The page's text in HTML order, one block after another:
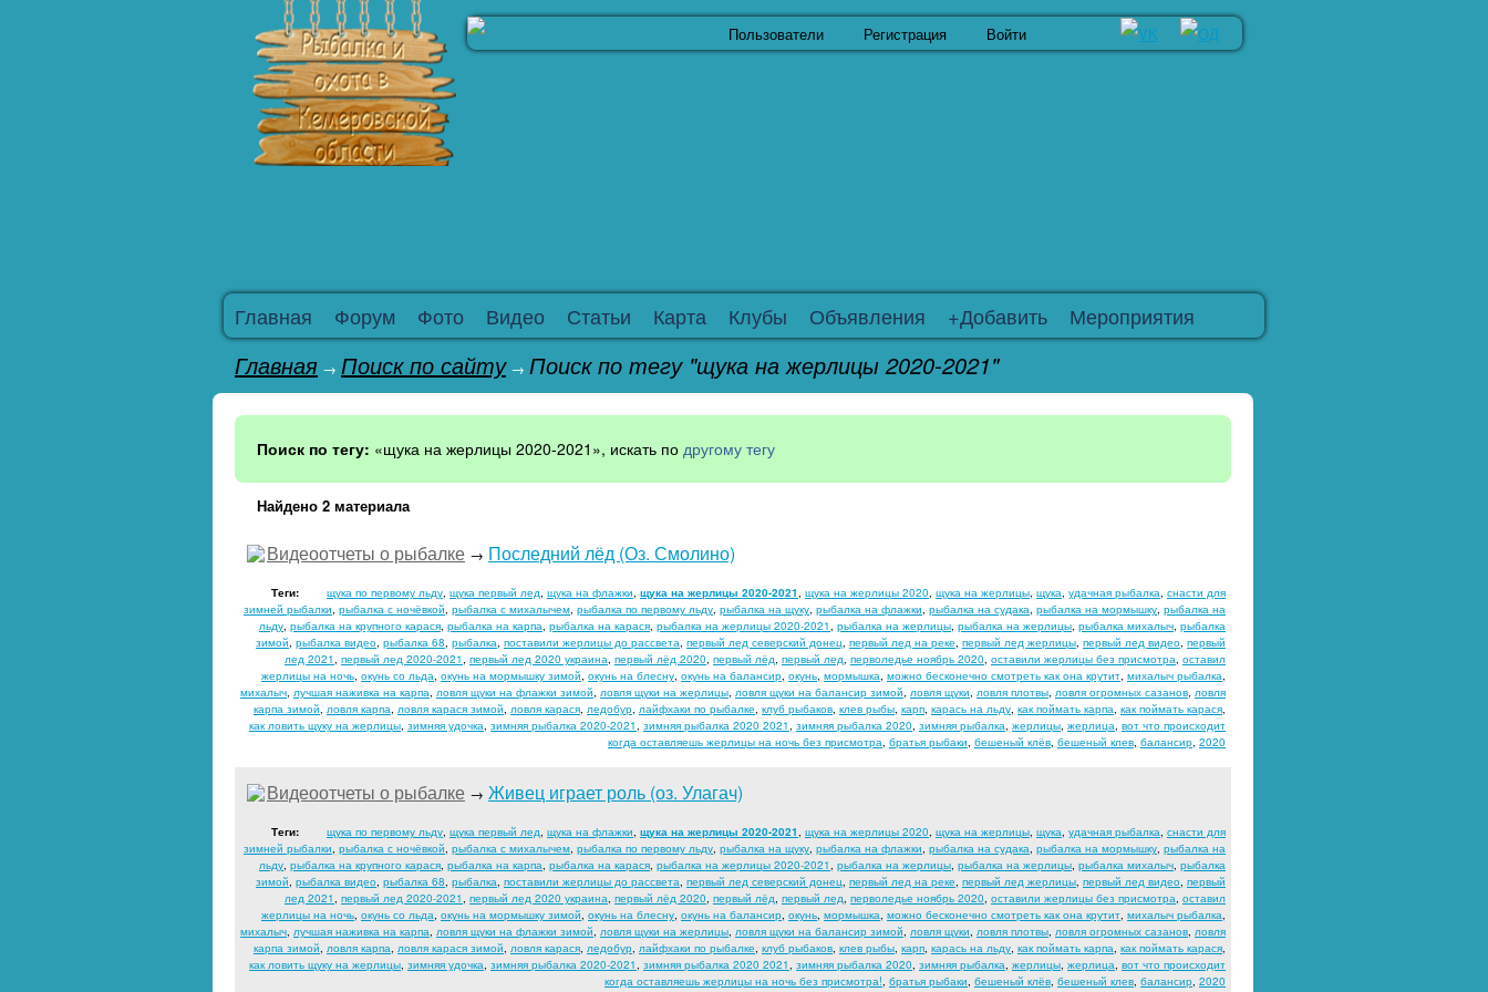
Пользователи Регистрация Войти
Главная Форум Фото Видео Статьи Карта Клубы Объявления +Добавить Мероприятия
Главная → Поиск по сайту→ Поиск по тегу "щука на жерлицы 2020-2021"
Поиск по тегу: «щука на жерлицы 2020-2021», искать по другому тегу
Найдено 2 материала
Видеоотчеты о рыбалке → Последний лёд (Оз. Смолино)
Теги: щука по первому льду, щука первый лед, щука на флажки, щука на жерлицы 2020-2021, щука на жерлицы 2020, щука на жерлицы, щука, удачная рыбалка, снасти для
зимней рыбалки, рыбалка с ночёвкой, рыбалка с михалычем, рыбалка по первому льду, рыбалка на щуку, рыбалка на флажки, рыбалка на судака, рыбалка на мормышку, рыбалка на
льду, рыбалка на крупного карася, рыбалка на карпа, рыбалка на карася, рыбалка на жерлицы 2020-2021, рыбалка на жерлицы, рыбалка на жерлицы, рыбалка михалыч, рыбалка
зимой, рыбалка видео, рыбалка 68, рыбалка, поставили жерлицы до рассвета, первый лед северский донец, первый лед на реке, первый лед жерлицы, первый лед видео, первый
лед 2021, первый лед 2020-2021, первый лед 2020 украина, первый лёд 2020, первый лёд, первый лед, перволедье ноябрь 2020, оставили жерлицы без присмотра, оставил
жерлицы на ночь, окунь со льда, окунь на мормышку зимой, окунь на блесну, окунь на балансир, окунь, мормышка, можно бесконечно смотреть как она крутит, михалыч рыбалка,
михалыч, лучшая наживка на карпа, ловля щуки на флажки зимой, ловля щуки на жерлицы, ловля щуки на балансир зимой, ловля щуки, ловля плотвы, ловля огромных сазанов, ловля
карпа зимой, ловля карпа, ловля карася зимой, ловля карася, ледобур, лайфхаки по рыбалке, клуб рыбаков, клев рыбы, карп, карась на льду, как поймать карпа, как поймать карася,
как ловить щуку на жерлицы, зимняя удочка, зимняя рыбалка 2020-2021, зимняя рыбалка 2020 2021, зимняя рыбалка 2020, зимняя рыбалка, жерлицы, жерлица, вот что происходит
когда оставляешь жерлицы на ночь без присмотра, братья рыбаки, бешеный клёв, бешеный клев, балансир, 2020
Видеоотчеты о рыбалке → Живец играет роль (оз. Улагач)
Теги: щука по первому льду, щука первый лед, щука на флажки, щука на жерлицы 2020-2021, щука на жерлицы 2020, щука на жерлицы, щука, удачная рыбалка, снасти для
зимней рыбалки, рыбалка с ночёвкой, рыбалка с михалычем, рыбалка по первому льду, рыбалка на щуку, рыбалка на флажки, рыбалка на судака, рыбалка на мормышку, рыбалка на
льду, рыбалка на крупного карася, рыбалка на карпа, рыбалка на карася, рыбалка на жерлицы 2020-2021, рыбалка на жерлицы, рыбалка на жерлицы, рыбалка михалыч, рыбалка
зимой, рыбалка видео, рыбалка 68, рыбалка, поставили жерлицы до рассвета, первый лед северский донец, первый лед на реке, первый лед жерлицы, первый лед видео, первый
лед 2021, первый лед 2020-2021, первый лед 2020 украина, первый лёд 2020, первый лёд, первый лед, перволедье ноябрь 2020, оставили жерлицы без присмотра, оставил
жерлицы на ночь, окунь со льда, окунь на мормышку зимой, окунь на блесну, окунь на балансир, окунь, мормышка, можно бесконечно смотреть как она крутит, михалыч рыбалка,
михалыч, лучшая наживка на карпа, ловля щуки на флажки зимой, ловля щуки на жерлицы, ловля щуки на балансир зимой, ловля щуки, ловля плотвы, ловля огромных сазанов, ловля
карпа зимой, ловля карпа, ловля карася зимой, ловля карася, ледобур, лайфхаки по рыбалке, клуб рыбаков, клев рыбы, карп, карась на льду, как поймать карпа, как поймать карася,
как ловить щуку на жерлицы, зимняя удочка, зимняя рыбалка 2020-2021, зимняя рыбалка 2020 2021, зимняя рыбалка 2020, зимняя рыбалка, жерлицы, жерлица, вот что происходит
когда оставляешь жерлицы на ночь без присмотра!, братья рыбаки, бешеный клёв, бешеный клев, балансир, 2020